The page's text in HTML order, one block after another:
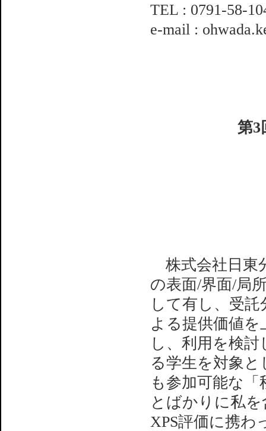
TEL : 0791-58-
e-mail :
第3
株式会社日東
の表面/界面/局
して有し、受
よる提供価値
し、利用を検
る学生を対象
も参加可能な
とばかりに私
XPS評価に携わ